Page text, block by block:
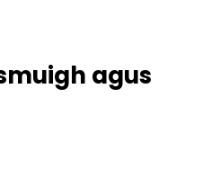
agus